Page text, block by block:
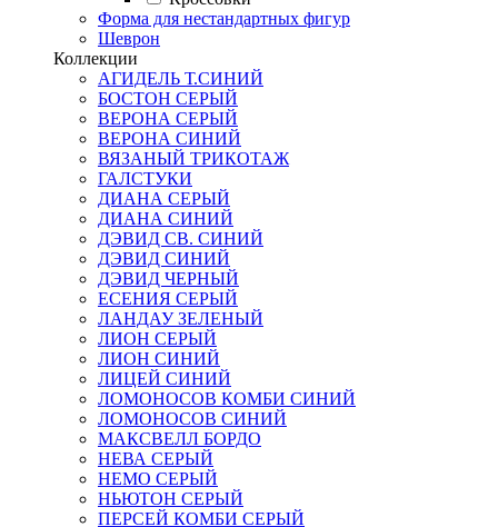
Форма для нестандартных фигур
Шеврон
Коллекции
АГИДЕЛЬ Т.СИНИЙ
БОСТОН СЕРЫЙ
ВЕРОНА СЕРЫЙ
ВЕРОНА СИНИЙ
ВЯЗАНЫЙ ТРИКОТАЖ
ГАЛСТУКИ
ДИАНА СЕРЫЙ
ДИАНА СИНИЙ
ДЭВИД СВ. СИНИЙ
ДЭВИД СИНИЙ
ДЭВИД ЧЕРНЫЙ
ЕСЕНИЯ СЕРЫЙ
ЛАНДАУ ЗЕЛЕНЫЙ
ЛИОН СЕРЫЙ
ЛИОН СИНИЙ
ЛИЦЕЙ СИНИЙ
ЛОМОНОСОВ КОМБИ СИНИЙ
ЛОМОНОСОВ СИНИЙ
МАКСВЕЛЛ БОРДО
НЕВА СЕРЫЙ
НЕМО СЕРЫЙ
НЬЮТОН СЕРЫЙ
ПЕРСЕЙ КОМБИ СЕРЫЙ